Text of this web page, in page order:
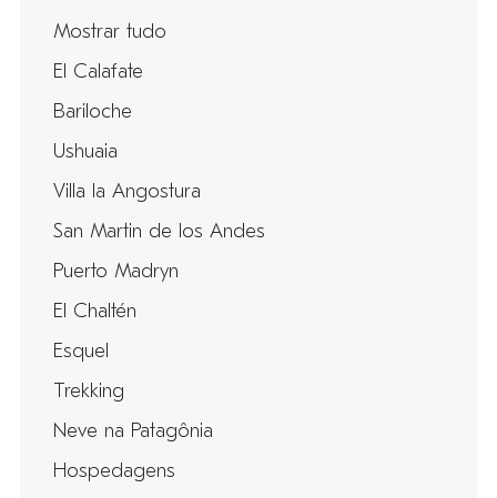
Mostrar tudo
El Calafate
Bariloche
Ushuaia
Villa la Angostura
San Martin de los Andes
Puerto Madryn
El Chaltén
Esquel
Trekking
Neve na Patagônia
Hospedagens